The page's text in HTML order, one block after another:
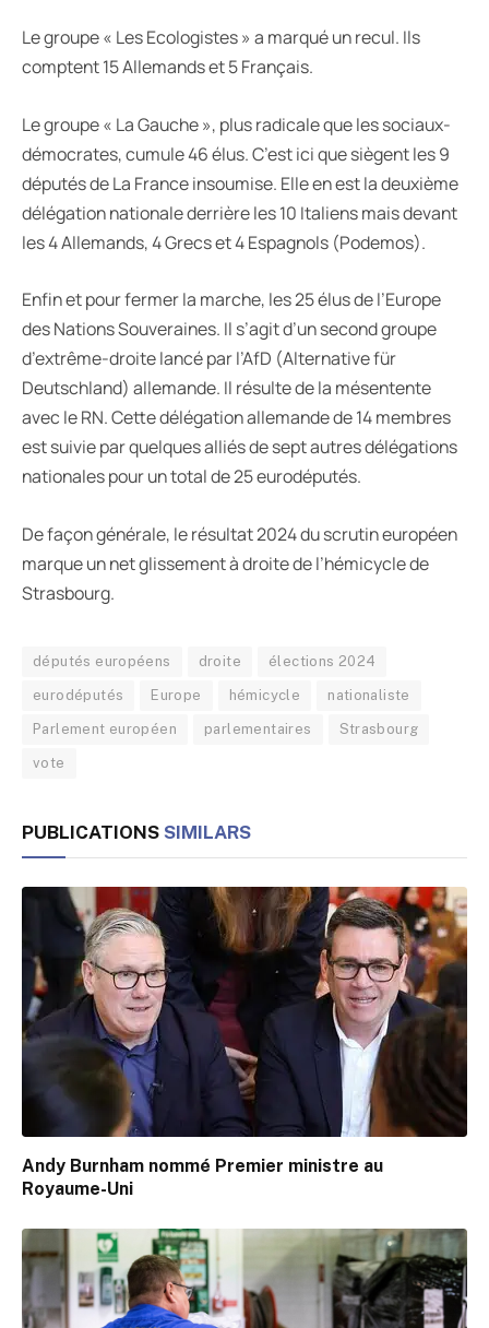
Le groupe « Les Ecologistes » a marqué un recul. Ils
comptent 15 Allemands et 5 Français.
Le groupe « La Gauche », plus radicale que les sociaux-
démocrates, cumule 46 élus. C’est ici que siègent les 9
députés de La France insoumise. Elle en est la deuxième
délégation nationale derrière les 10 Italiens mais devant
les 4 Allemands, 4 Grecs et 4 Espagnols (Podemos).
Enfin et pour fermer la marche, les 25 élus de l’Europe
des Nations Souveraines. Il s’agit d’un second groupe
d’extrême-droite lancé par l’AfD (Alternative für
Deutschland) allemande. Il résulte de la mésentente
avec le RN. Cette délégation allemande de 14 membres
est suivie par quelques alliés de sept autres délégations
nationales pour un total de 25 eurodéputés.
De façon générale, le résultat 2024 du scrutin européen
marque un net glissement à droite de l’hémicycle de
Strasbourg.
députés européens droite élections 2024
eurodéputés Europe hémicycle nationaliste
Parlement européen parlementaires Strasbourg
vote
PUBLICATIONS SIMILARS
Andy Burnham nommé Premier ministre au
Royaume-Uni